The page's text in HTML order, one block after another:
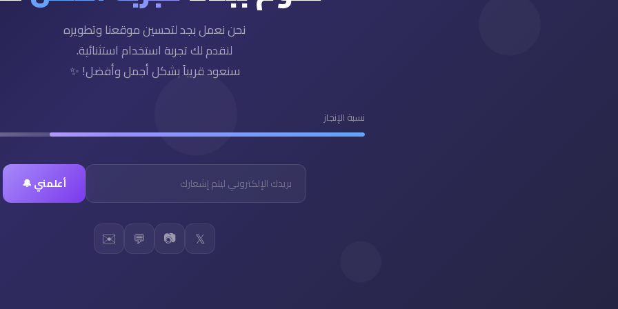
نحن نعمل بجد لتحسين موقعنا وتطويره
لنقدم لك تجربة استخدام استثنائية.
سنعود قريباً بشكل أجمل وأفضل! ✨
نسبة الإنجاز
أعلمني 🔔
𝕏
📷
💬
✉️